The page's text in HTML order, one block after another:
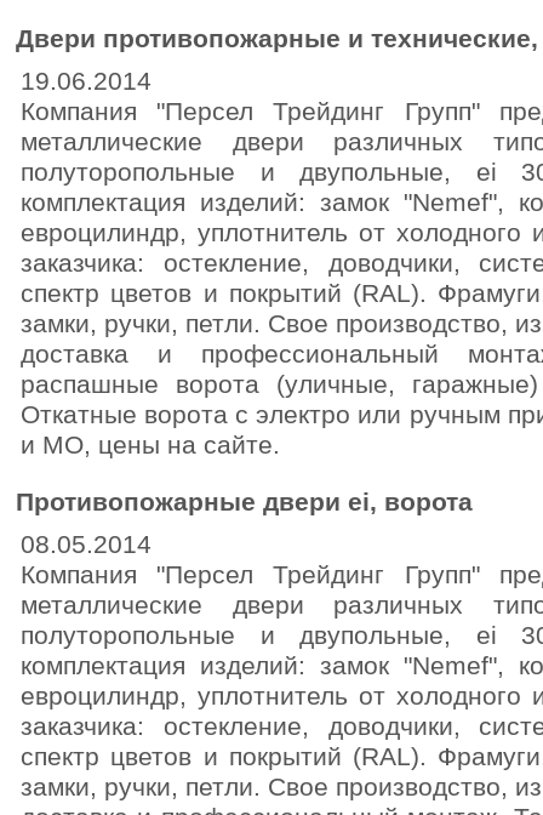
Двери противопожарные и технические,
19.06.2014
Компания "Персел Трейдинг Групп"
металлические двери различных
полуторопольные и двупольные, ei
комплектация изделий: замок "Nemef",
евроцилиндр, уплотнитель от
заказчика: остекление, доводчики,
спектр цветов и покрытий (RAL).
замки, ручки, петли. Свое производство,
доставка и профессиональный
распашные ворота (уличные,
Откатные ворота с электро или ручным
и МО, цены на сайте.
Противопожарные двери ei, ворота
08.05.2014
Компания "Персел Трейдинг Групп"
металлические двери различных
полуторопольные и двупольные, ei
комплектация изделий: замок "Nemef",
евроцилиндр, уплотнитель от
заказчика: остекление, доводчики,
спектр цветов и покрытий (RAL).
замки, ручки, петли. Свое производство,